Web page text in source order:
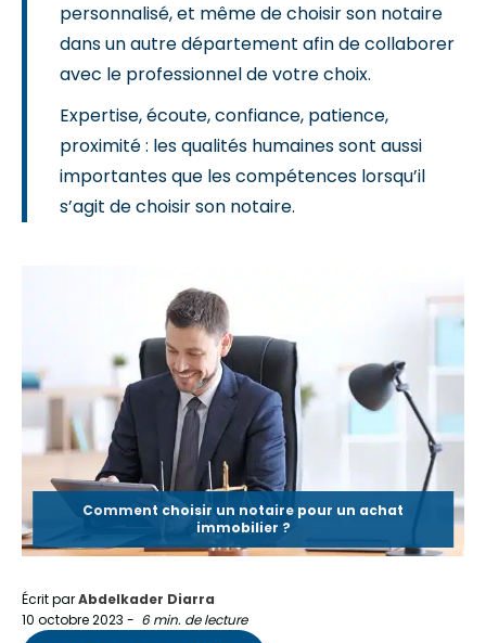
personnalisé, et même de choisir son notaire
dans un autre département afin de collaborer
avec le professionnel de votre choix.
Expertise, écoute, confiance, patience,
proximité : les qualités humaines sont aussi
importantes que les compétences lorsqu’il
s’agit de choisir son notaire.
Comment choisir un notaire pour un achat
immobilier ?
Écrit parAbdelkader Diarra
10 octobre 2023 - 6 min. de lecture